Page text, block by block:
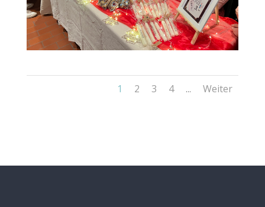
1 2 3 4 ... Weiter